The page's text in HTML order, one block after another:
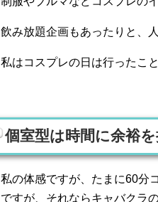
飲み放題企画もあったりと、
私はコスプレの日は行ったこ
個室型は時間に余裕
私の体感ですが、たまに60分
ですが、それならキャバクラ